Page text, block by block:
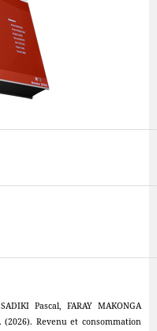
Pascal, FARAY MAKONGA
(2026). Revenu et consommation